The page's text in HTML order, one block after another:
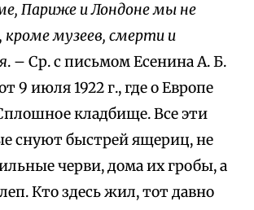
Париже и Лондоне мы не
кроме музеев, смерти и
. – Ср. с письмом Есенина А. Б.
9 июля 1922 г., где о Европе
кладбище. Все эти
снуют быстрей ящериц, не
черви, дома их гробы, а
Кто здесь жил, тот давно